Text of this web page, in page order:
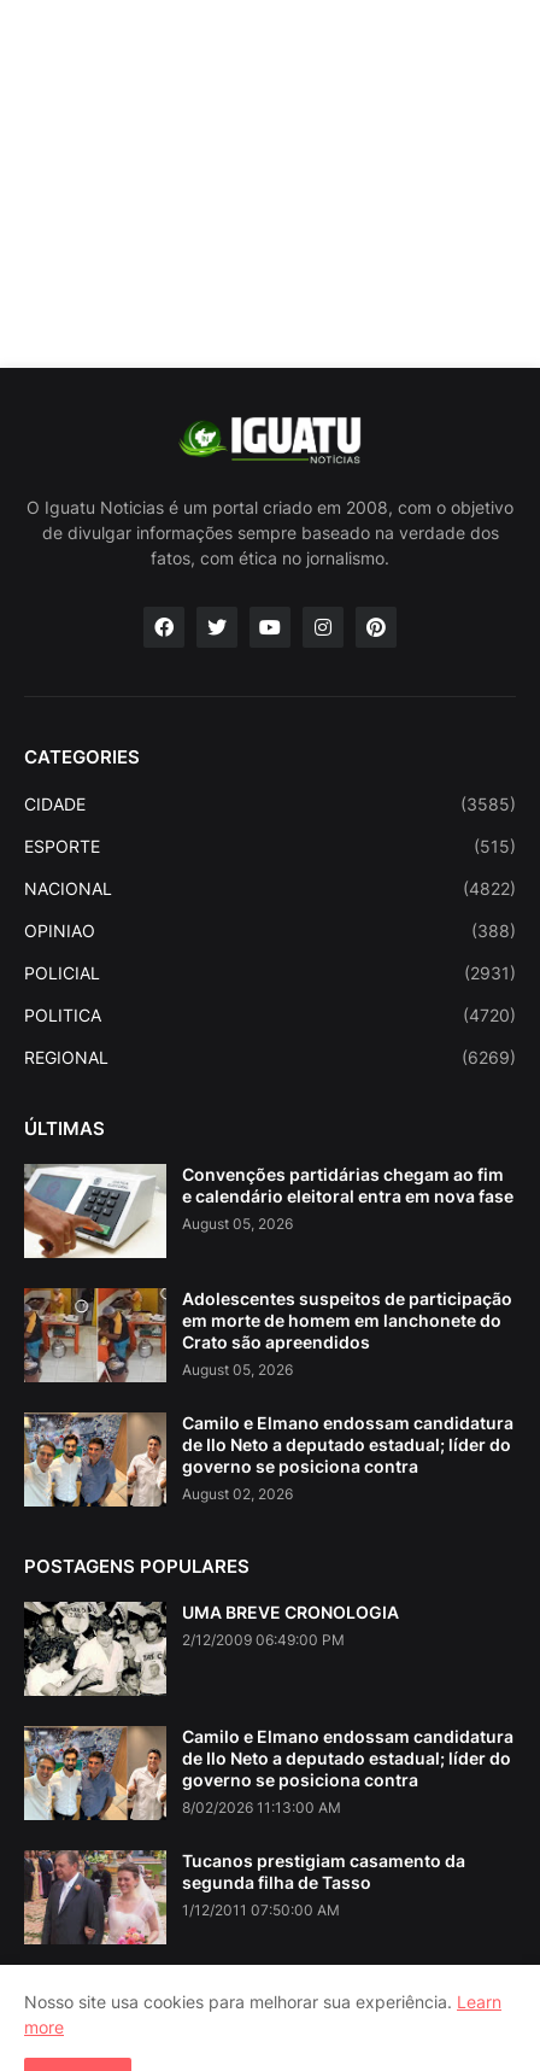
O Iguatu Noticias é um portal criado em 2008, com o objetivo
de divulgar informações sempre baseado na verdade dos
fatos, com ética no jornalismo.
CATEGORIES
CIDADE (3585)
ESPORTE (515)
NACIONAL (4822)
OPINIAO (388)
POLICIAL (2931)
POLITICA (4720)
REGIONAL (6269)
ÚLTIMAS
Convenções partidárias chegam ao fim
e calendário eleitoral entra em nova fase
August 05, 2026
Adolescentes suspeitos de participação
em morte de homem em lanchonete do
Crato são apreendidos
August 05, 2026
Camilo e Elmano endossam candidatura
de Ilo Neto a deputado estadual; líder do
governo se posiciona contra
August 02, 2026
POSTAGENS POPULARES
UMA BREVE CRONOLOGIA
2/12/2009 06:49:00 PM
Camilo e Elmano endossam candidatura
de Ilo Neto a deputado estadual; líder do
governo se posiciona contra
8/02/2026 11:13:00 AM
Tucanos prestigiam casamento da
segunda filha de Tasso
1/12/2011 07:50:00 AM
Nosso site usa cookies para melhorar sua experiência. Learn
more